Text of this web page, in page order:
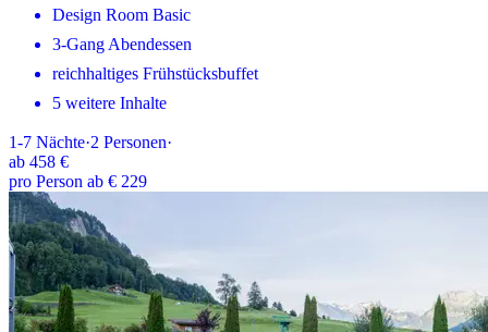
Design Room Basic
3-Gang Abendessen
reichhaltiges Frühstücksbuffet
5 weitere Inhalte
1-7 Nächte·2 Personen·
ab 458 €
pro Person ab € 229